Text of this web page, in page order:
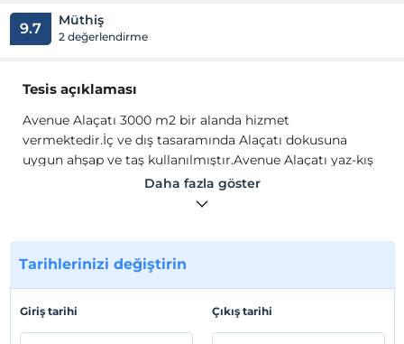
9.7 Müthiş
2 değerlendirme
Tesis açıklaması
Avenue Alaçatı 3000 m2 bir alanda hizmet
vermektedir.İç ve dış tasaramında Alaçatı dokusuna
uygun ahşap ve taş kullanılmıştır.Avenue Alaçatı yaz-kış
açık bir işletmedir. Şehirin içinde eşsiz doğası ile
müşterilerine keyifli bir dinlenme ortamı sağlayan
serpme kahvaltı keyfini yaşayabilir, butik otel
bölümünde keyifli sakin bir tatil geçirebilirsiniz.
uygun ahşap ve taş kullanılmıştır.Avenue Alaçatı yaz-kış
açık bir işletmedir. Şehirin içinde eşsiz doğası ile
Daha fazla göster
Tarihlerinizi değiştirin
Giriş tarihi Çıkış tarihi